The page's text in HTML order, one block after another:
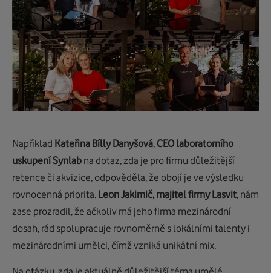
Například Kateřina Bílly Danyšová, CEO laboratorního
uskupení Synlab na dotaz, zda je pro firmu důležitější
retence či akvizice, odpověděla, že obojí je ve výsledku
rovnocenná priorita. Leon Jakimič, majitel firmy Lasvit, nám
zase prozradil, že ačkoliv má jeho firma mezinárodní
dosah, rád spolupracuje rovnoměrně s lokálními talenty i
mezinárodními umělci, čímž vzniká unikátní mix.